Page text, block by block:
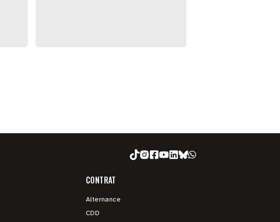
CONTRAT
Alternance
CDD